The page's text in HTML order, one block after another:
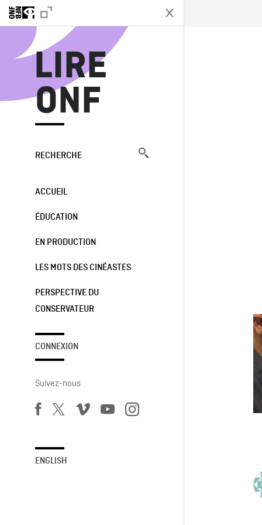
LIRE
ONF
RECHERCHE
ACCUEIL
ÉDUCATION
EN PRODUCTION
LES MOTS DES CINÉASTES
PERSPECTIVE DU
CONSERVATEUR
CONNEXION
Suivez-nous
ENGLISH